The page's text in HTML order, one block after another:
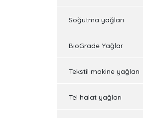
Soğutma yağları
BioGrade Yağlar
Tekstil makine yağları
Tel halat yağları